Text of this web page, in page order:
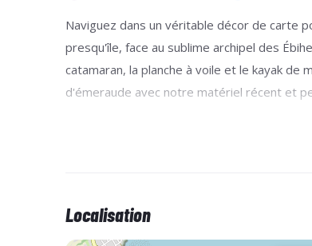
Naviguez dans un véritable décor de carte
presqu'île, face au sublime archipel des
catamaran, la planche à voile et le kayak de
d'émeraude avec notre matériel récent et
Localisation